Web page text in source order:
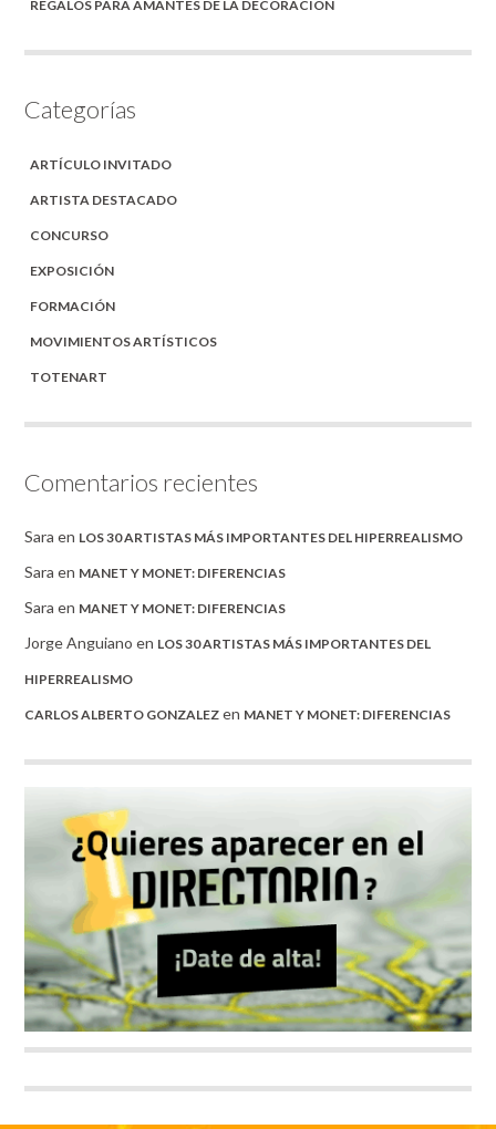
REGALOS PARA AMANTES DE LA DECORACIÓN
Categorías
ARTÍCULO INVITADO
ARTISTA DESTACADO
CONCURSO
EXPOSICIÓN
FORMACIÓN
MOVIMIENTOS ARTÍSTICOS
TOTENART
Comentarios recientes
Sara en LOS 30 ARTISTAS MÁS IMPORTANTES DEL HIPERREALISMO
Sara en MANET Y MONET: DIFERENCIAS
Sara en MANET Y MONET: DIFERENCIAS
Jorge Anguiano en LOS 30 ARTISTAS MÁS IMPORTANTES DEL
HIPERREALISMO
CARLOS ALBERTO GONZALEZ en MANET Y MONET: DIFERENCIAS